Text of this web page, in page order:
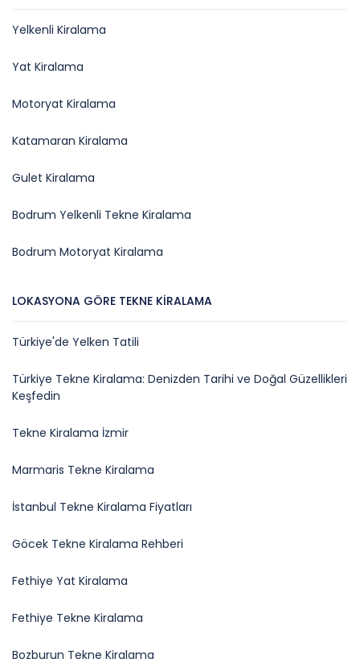
Yelkenli Kiralama
Yat Kiralama
Motoryat Kiralama
Katamaran Kiralama
Gulet Kiralama
Bodrum Yelkenli Tekne Kiralama
Bodrum Motoryat Kiralama
LOKASYONA GÖRE TEKNE KIRALAMA
Türkiye'de Yelken Tatili
Türkiye Tekne Kiralama: Denizden Tarihi ve Doğal Güzellikleri
Keşfedin
Tekne Kiralama İzmir
Marmaris Tekne Kiralama
İstanbul Tekne Kiralama Fiyatları
Göcek Tekne Kiralama Rehberi
Fethiye Yat Kiralama
Fethiye Tekne Kiralama
Bozburun Tekne Kiralama